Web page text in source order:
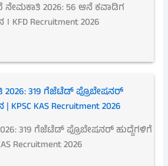
2026: 56 ಆನೆ ಕವಾಡಿಗ
KFD Recruitment 2026
319 ಗೆಜೆಟೆಡ್ ಪ್ರೊಬೇಷನರ್ ಹುದ್ದೆಗಳಿಗೆ
Recruitment 2026